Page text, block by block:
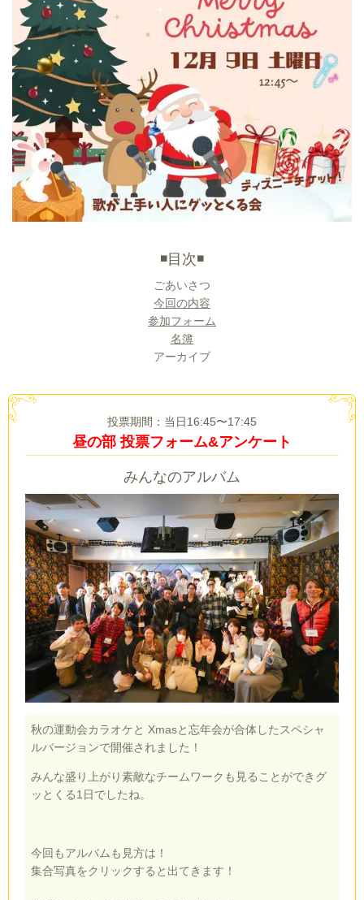
◾️目次◾️
ごあいさつ
今回の内容
参加フォーム
名簿
アーカイブ
投票期間：当日16:45〜17:45
昼の部 投票フォーム&アンケート
みんなのアルバム
秋の運動会カラオケと Xmasと忘年会が合体したスペシャ
ルバージョンで開催されました！
みんな盛り上がり素敵なチームワークも見ることができグ
ッとくる1日でしたね。
今回もアルバムも見方は！
集合写真をクリックすると出てきます！